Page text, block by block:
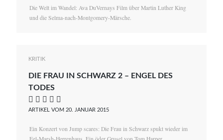
Die Welt im Wandel: Ava DuVernays Film über Martin Luther King
und die Selma-nach-Montgomery-Märsche.
KRITIK
DIE FRAU IN SCHWARZ 2 – ENGEL DES
TODES
    
ARTIKEL VOM 20. JANUAR 2015
Ein Konzert von Jump scares: Die Frau in Schwarz spukt wieder im